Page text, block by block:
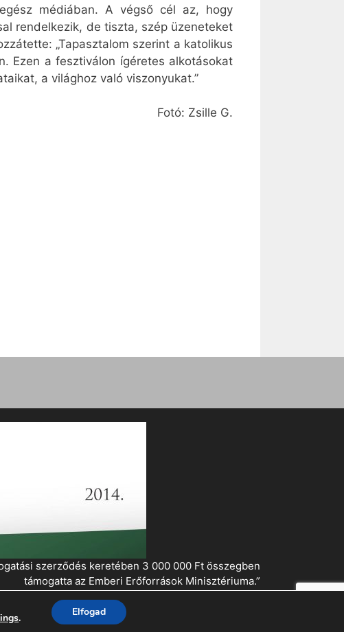
médiában. A végső cél az, hogy
rendelkezik, de tiszta, szép üzeneteket
„Tapasztalom szerint a katolikus
Ezen a fesztiválon ígéretes alkotásokat
a világhoz való viszonyukat.”
Fotó: Zsille G.
szerződés keretében 3 000 000 Ft összegben
támogatta az Emberi Erőforrások Minisztériuma.”
. Elfogad